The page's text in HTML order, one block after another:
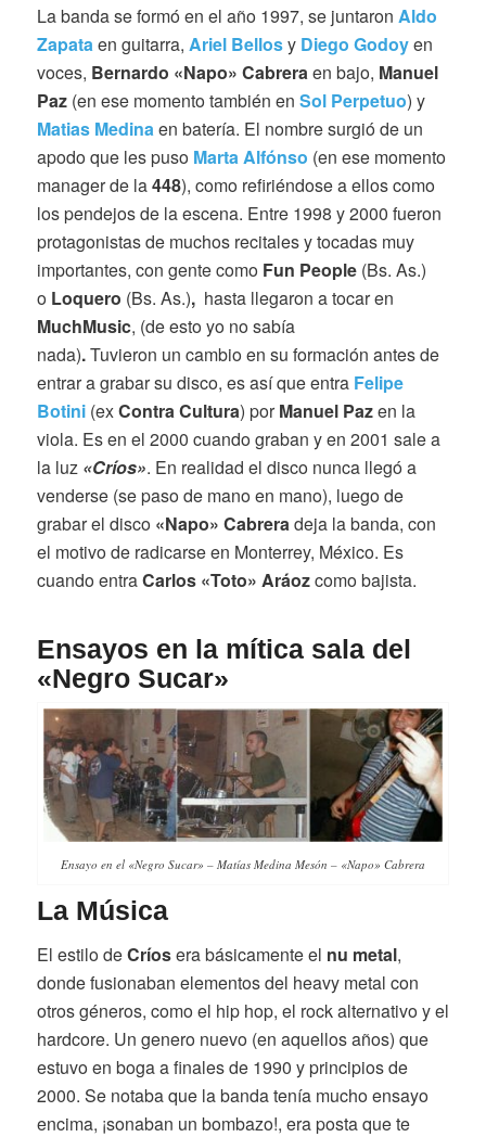
La banda se formó en el año 1997, se juntaron Aldo
Zapataen guitarra, Ariel Bellosy Diego Godoyen
voces, Bernardo «Napo» Cabreraen bajo, Manuel
Paz (en ese momento también en Sol Perpetuo) y
Matias Medinaen batería. El nombre surgió de un
apodo que les puso Marta Alfónso (en ese momento
manager de la448), como refiriéndose a ellos como
los pendejos de la escena. Entre 1998 y 2000 fueron
protagonistas de muchos recitales y tocadas muy
importantes, con gente como Fun People(Bs. As.)
oLoquero (Bs. As.), hasta llegaron a tocar en
MuchMusic, (de esto yo no sabía
nada).Tuvieron un cambio en su formación antes de
entrar a grabar su disco, es así que entra Felipe
Botini(exContra Cultura) porManuel Pazen la
viola. Es en el 2000 cuando graban y en 2001 sale a
la luz «Críos». En realidad el disco nunca llegó a
venderse (se paso de mano en mano), luego de
grabar el disco «Napo» Cabreradeja la banda, con
el motivo de radicarse en Monterrey, México. Es
cuando entraCarlos «Toto» Aráozcomo bajista.
Ensayos en la mítica sala del
«Negro Sucar»
Ensayo en el «Negro Sucar» – Matías Medina Mesón – «Napo» Cabrera
La Música
El estilo deCríosera básicamente el nu metal,
donde fusionaban elementos del heavy metal con
otros géneros, como el hip hop, el rock alternativo y el
hardcore. Un genero nuevo (en aquellos años) que
estuvo en boga a finales de 1990 y principios de
2000. Se notaba que la banda tenía mucho ensayo
encima, ¡sonaban un bombazo!, era posta que te